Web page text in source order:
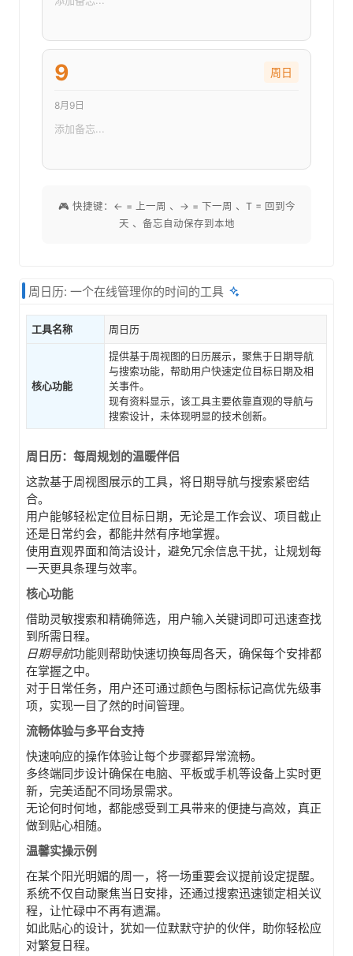
9 周日
8月9日
🎮 快捷键：← = 上一周 、→ = 下一周 、T = 回到今
天 、备忘自动保存到本地
周日历: 一个在线管理你的时间的工具
工具名称 周日历
核心功能
提供基于周视图的日历展示，聚焦于日期导航
与搜索功能，帮助用户快速定位目标日期及相
关事件。
现有资料显示，该工具主要依靠直观的导航与
搜索设计，未体现明显的技术创新。
周日历：每周规划的温暖伴侣
这款基于周视图展示的工具，将日期导航与搜索紧密结
合。
用户能够轻松定位目标日期，无论是工作会议、项目截止
还是日常约会，都能井然有序地掌握。
使用直观界面和简洁设计，避免冗余信息干扰，让规划每
一天更具条理与效率。
核心功能
借助灵敏搜索和精确筛选，用户输入关键词即可迅速查找
到所需日程。
日期导航功能则帮助快速切换每周各天，确保每个安排都
在掌握之中。
对于日常任务，用户还可通过颜色与图标标记高优先级事
项，实现一目了然的时间管理。
流畅体验与多平台支持
快速响应的操作体验让每个步骤都异常流畅。
多终端同步设计确保在电脑、平板或手机等设备上实时更
新，完美适配不同场景需求。
无论何时何地，都能感受到工具带来的便捷与高效，真正
做到贴心相随。
温馨实操示例
在某个阳光明媚的周一，将一场重要会议提前设定提醒。
系统不仅自动聚焦当日安排，还通过搜索迅速锁定相关议
程，让忙碌中不再有遗漏。
如此贴心的设计，犹如一位默默守护的伙伴，助你轻松应
对繁复日程。